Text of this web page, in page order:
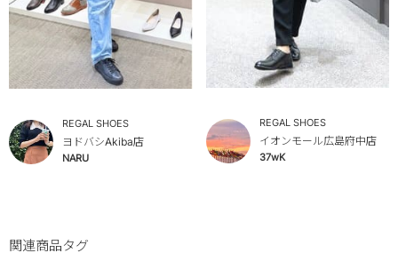
REGAL SHOES
ヨドバシAkiba店
NARU
REGAL SHOES
イオンモール広島府中店
37wK
関連商品タグ